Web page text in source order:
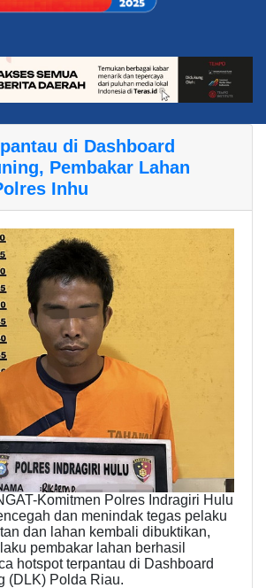
di Dashboard
Pembakar Lahan
Inhu
Komitmen Polres Indragiri Hulu
dan menindak tegas pelaku
dan lahan kembali dibuktikan,
pembakar lahan berhasil
hotspot terpantau di Dashboard
(DLK) Polda Riau.